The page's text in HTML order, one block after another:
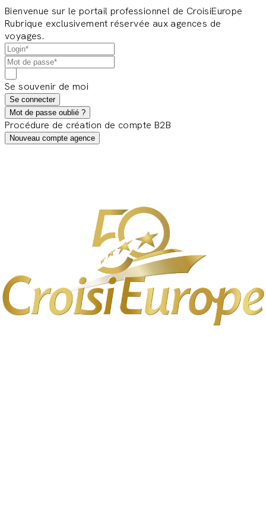
Bienvenue sur le portail professionnel de CroisiEurope
Rubrique exclusivement réservée aux agences de
voyages.
Se souvenir de moi
Se connecter
Mot de passe oublié ?
Procédure de création de compte B2B
Nouveau compte agence